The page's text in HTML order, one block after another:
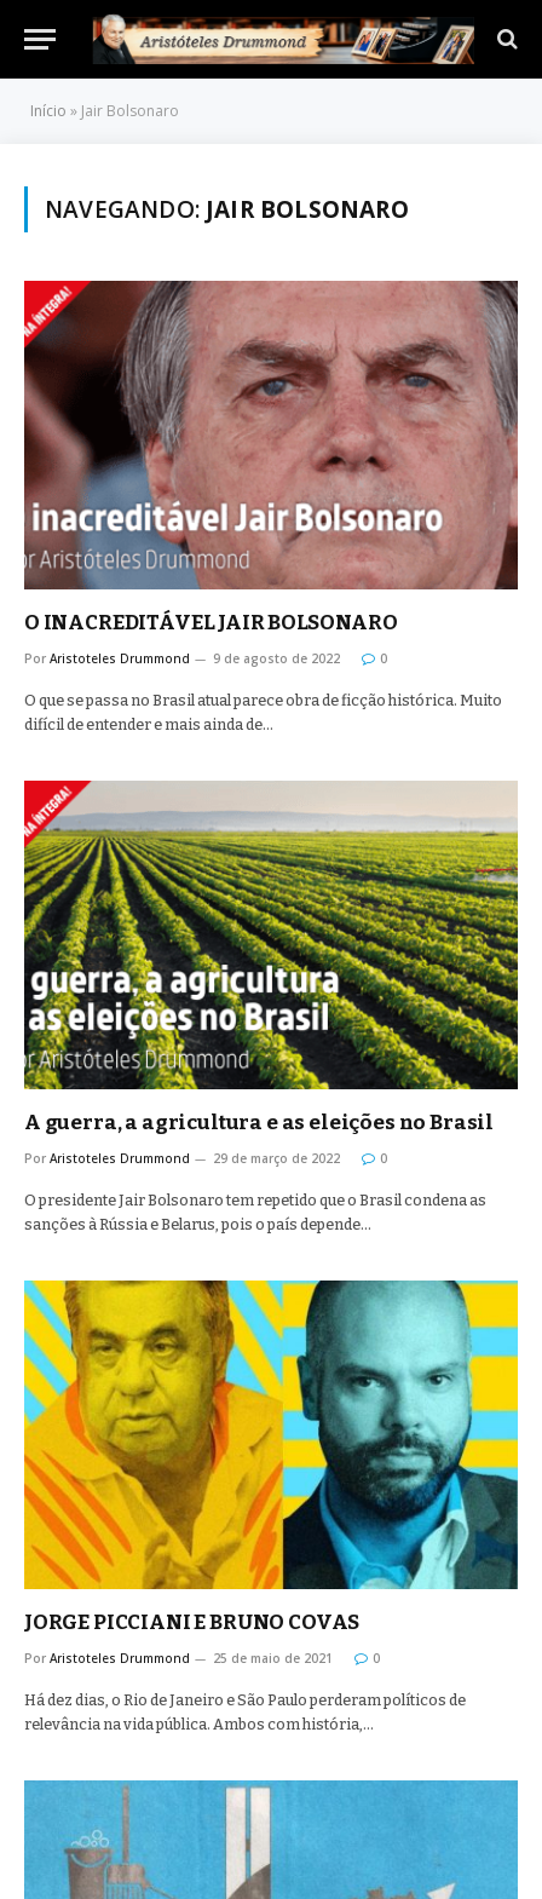
Início » Jair Bolsonaro
NAVEGANDO: JAIR BOLSONARO
O INACREDITÁVEL JAIR BOLSONARO
Por Aristoteles Drummond 9 de agosto de 2022 0
O que se passa no Brasil atual parece obra de ficção histórica. Muito
difícil de entender e mais ainda de…
A guerra, a agricultura e as eleições no Brasil
Por Aristoteles Drummond 29 de março de 2022 0
O presidente Jair Bolsonaro tem repetido que o Brasil condena as
sanções à Rússia e Belarus, pois o país depende…
JORGE PICCIANI E BRUNO COVAS
Por Aristoteles Drummond 25 de maio de 2021 0
Há dez dias, o Rio de Janeiro e São Paulo perderam políticos de
relevância na vida pública. Ambos com história,…